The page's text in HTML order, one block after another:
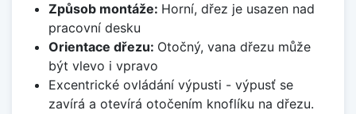
Způsob montáže: Horní, dřez je usazen nad
pracovní desku
Orientace dřezu: Otočný, vana dřezu může
být vlevo i vpravo
Excentrické ovládání výpusti - výpusť se
zavírá a otevírá otočením knoflíku na dřezu.